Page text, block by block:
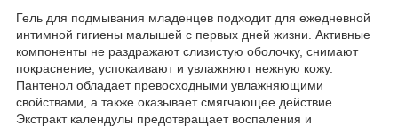
Гель для подмывания младенцев подходит для ежедневной
интимной гигиены малышей с первых дней жизни. Активные
компоненты не раздражают слизистую оболочку, снимают
покраснение, успокаивают и увлажняют нежную кожу.
Пантенол обладает превосходными увлажняющими
свойствами, а также оказывает смягчающее действие.
Экстракт календулы предотвращает воспаления и